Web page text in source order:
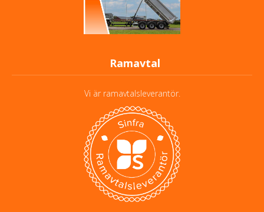
Ramavtal
Vi är ramavtalsleverantör.